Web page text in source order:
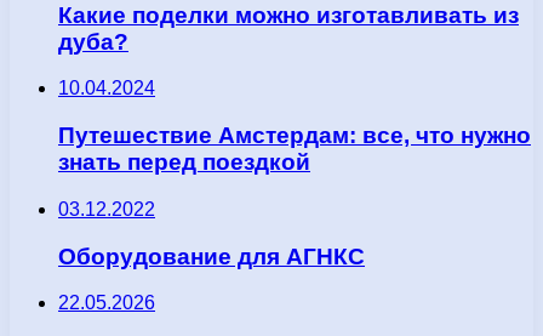
Какие поделки можно изготавливать из
дуба?
10.04.2024
Путешествие Амстердам: все, что нужно
знать перед поездкой
03.12.2022
Оборудование для АГНКС
22.05.2026